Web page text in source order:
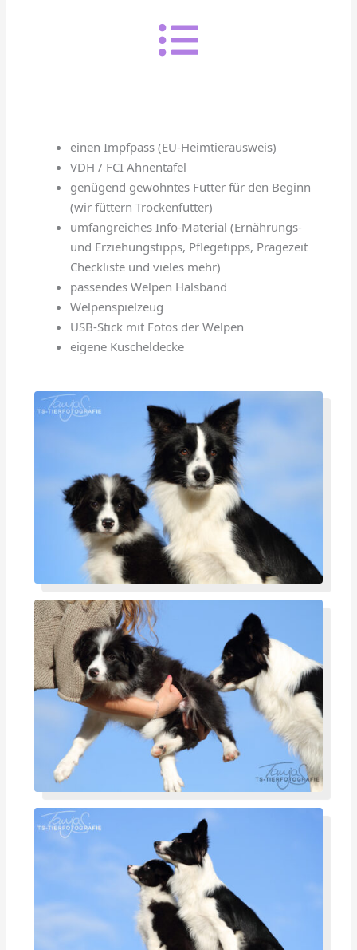
einen Impfpass (EU-Heimtierausweis)
VDH / FCI Ahnentafel
genügend gewohntes Futter für den Beginn
(wir füttern Trockenfutter)
umfangreiches Info-Material (Ernährungs-
und Erziehungstipps, Pflegetipps, Prägezeit
Checkliste und vieles mehr)
passendes Welpen Halsband
Welpenspielzeug
USB-Stick mit Fotos der Welpen
eigene Kuscheldecke